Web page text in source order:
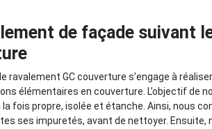
de façade suivant
ravalement GC couverture s’engage à
élémentaires en couverture. L’objectif de
fois propre, isolée et étanche. Ainsi, nous
ses impuretés, avant de nettoyer.